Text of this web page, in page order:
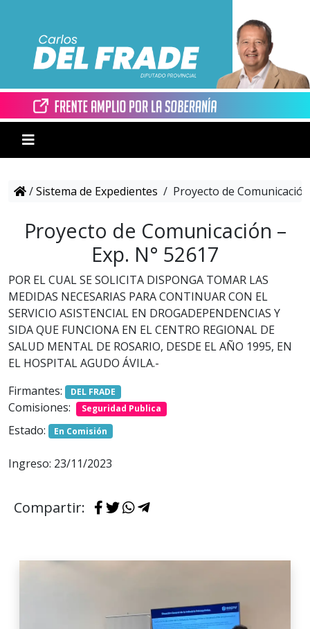
/Sistema de Expedientes / Proyecto de
Proyecto de Comunicación –
Exp. N° 52617
POR EL CUAL SE SOLICITA DISPONGA TOMAR LAS
MEDIDAS NECESARIAS PARA CONTINUAR CON EL
SERVICIO ASISTENCIAL EN DROGADEPENDENCIAS Y
SIDA QUE FUNCIONA EN EL CENTRO REGIONAL DE
SALUD MENTAL DE ROSARIO, DESDE EL AÑO 1995, EN
EL HOSPITAL AGUDO ÁVILA.-
Firmantes:
DEL FRADE
Comisiones: Seguridad Publica
Estado: En Comisión
Ingreso: 23/11/2023
Compartir: